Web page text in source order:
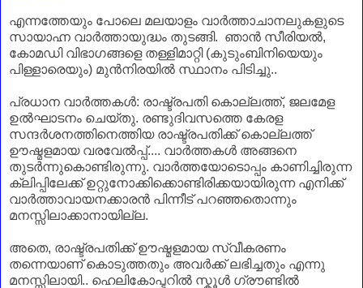
എന്നത്തേയും പോലെ മലയാളം വാർത്താചാനലുകളുടെ
സായാഹ്ന വാർത്തായുദ്ധം തുടങ്ങി. ഞാൻ സീരിയൽ,
കോമഡി വിഭാഗങ്ങളെ തള്ളിമാറ്റി (കുടുംബിനിയെയും
പിള്ളാരെയും) മുൻനിരയിൽ സ്ഥാനം പിടിച്ചു..
പ്രധാന വാർത്തകൾ: രാഷ്ട്രപതി കൊല്ലത്ത്, ജലമേള
ഉൽഘാടനം ചെയ്തു. രണ്ടുദിവസത്തെ കേരള
സന്ദർശനത്തിനെത്തിയ രാഷ്ട്രപതിക്ക് കൊല്ലത്ത്
ഊഷ്മളമായ വരവേൽപ്പ്.... വാർത്തകൾ അങ്ങനെ
തുടർന്നുകൊണ്ടിരുന്നു. വാർത്തയോടൊപ്പം കാണിച്ചിരുന്ന
ക്ലിപ്പിലേക്ക് ഉറ്റുനോക്കിക്കൊണ്ടിരിക്കയായിരുന്ന എനിക്ക്
വാർത്താവായനക്കാരൻ പിന്നീട് പറഞ്ഞതൊന്നും
മനസ്സിലാക്കാനായില്ല.
അതെ, രാഷ്ട്രപതിക്ക് ഊഷ്മളമായ സ്വീകരണം
തന്നെയാണ്‌ കൊടുത്തതും അവർക്ക് ലഭിച്ചതും എന്നു
മനസ്സിലായി.. ഹെലികോപ്ടറിൽ സ്കൂൾ ഗ്രൗണ്ടിൽ